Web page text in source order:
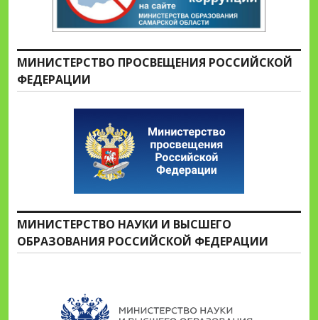
МИНИСТЕРСТВО ПРОСВЕЩЕНИЯ РОССИЙСКОЙ
ФЕДЕРАЦИИ
МИНИСТЕРСТВО НАУКИ И ВЫСШЕГО
ОБРАЗОВАНИЯ РОССИЙСКОЙ ФЕДЕРАЦИИ